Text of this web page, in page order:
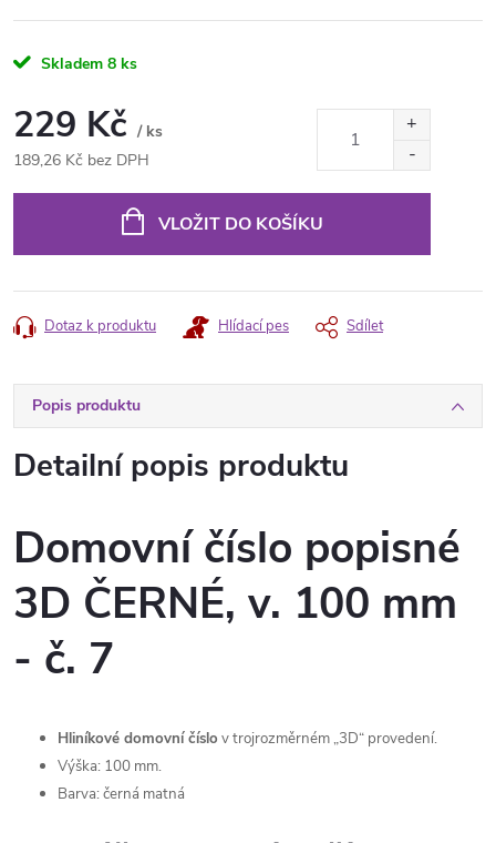
Skladem 8 ks
229 Kč / ks
189,26 Kč bez DPH
VLOŽIT DO KOŠÍKU
Dotaz k produktu Hlídací pes Sdílet
Popis produktu
Detailní popis produktu
Domovní číslo popisné
3D ČERNÉ, v. 100 mm
- č. 7
Hliníkové domovní číslo v trojrozměrném „3D“ provedení.
Výška: 100 mm.
Barva: černá matná